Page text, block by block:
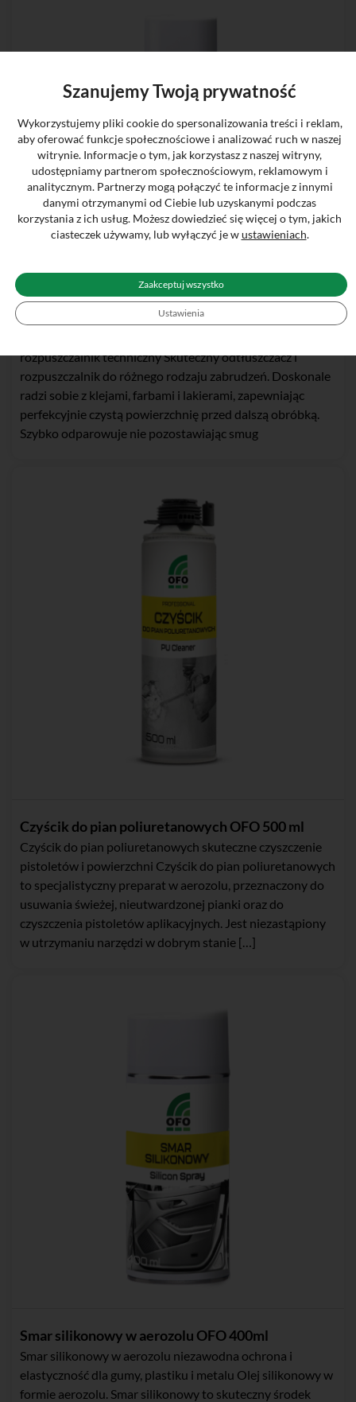
Aceton w aerozolu OFO 500 ml
rozpuszczalnik techniczny Skuteczny odtłuszczacz i
rozpuszczalnik do różnego rodzaju zabrudzeń. Doskonale
radzi sobie z klejami, farbami i lakierami, zapewniając
perfekcyjnie czystą powierzchnię przed dalszą obróbką.
Szybko odparowuje nie pozostawiając smug
Czyścik do pian poliuretanowych OFO 500 ml
Czyścik do pian poliuretanowych skuteczne czyszczenie
pistoletów i powierzchni Czyścik do pian poliuretanowych
to specjalistyczny preparat w aerozolu, przeznaczony do
usuwania świeżej, nieutwardzonej pianki oraz do
czyszczenia pistoletów aplikacyjnych. Jest niezastąpiony
w utrzymaniu narzędzi w dobrym stanie […]
Smar silikonowy w aerozolu OFO 400ml
Smar silikonowy w aerozolu niezawodna ochrona i
elastyczność dla gumy, plastiku i metalu Olej silikonowy w
formie aerozolu. Smar silikonowy to skuteczny środek
Szanujemy Twoją prywatność
Wykorzystujemy pliki cookie do spersonalizowania treści i reklam,
aby oferować funkcje społecznościowe i analizować ruch w naszej
witrynie. Informacje o tym, jak korzystasz z naszej witryny,
udostępniamy partnerom społecznościowym, reklamowym i
analitycznym. Partnerzy mogą połączyć te informacje z innymi
danymi otrzymanymi od Ciebie lub uzyskanymi podczas
korzystania z ich usług. Możesz dowiedzieć się więcej o tym, jakich
ciasteczek używamy, lub wyłączyć je wustawieniach.
Zaakceptuj wszystko
Ustawienia